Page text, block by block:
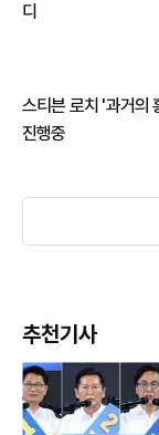
디
스티븐 로치 '과거의
진행중
추천기사